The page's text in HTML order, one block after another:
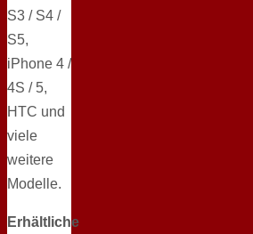
S3 / S4 /
S5,
iPhone 4 /
4S / 5,
HTC und
viele
weitere
Modelle.
Erhältliche